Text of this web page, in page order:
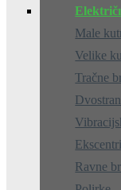
Male
Velike
Tračne
Ravne